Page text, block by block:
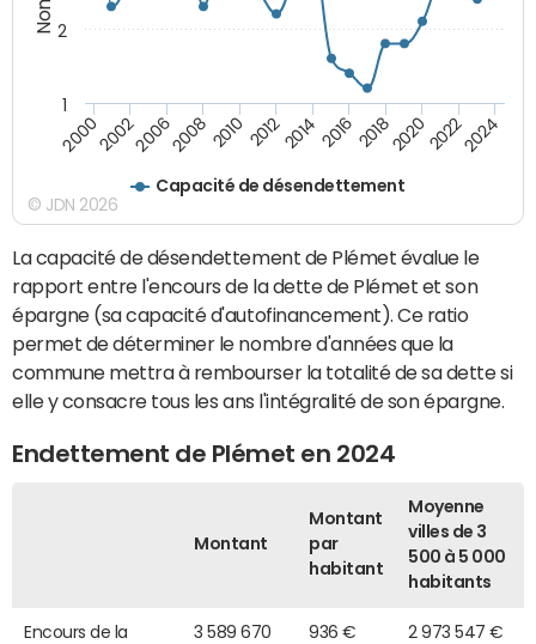
Capacité de désendettement
20002002200620082010 2012201420162018202020222024
1
2
© JDN 2026
La capacité de désendettement de Plémet évalue le
rapport entre l'encours de la dette de Plémet et son
épargne (sa capacité d'autofinancement). Ce ratio
permet de déterminer le nombre d'années que la
commune mettra à rembourser la totalité de sa dette si
elle y consacre tous les ans l'intégralité de son épargne.
Endettement de Plémet en 2024
Montant
Montant
par
habitant
Moyenne
villes de 3
500 à 5 000
habitants
Encours de la
3 589 670
936 € 2 973 547 €